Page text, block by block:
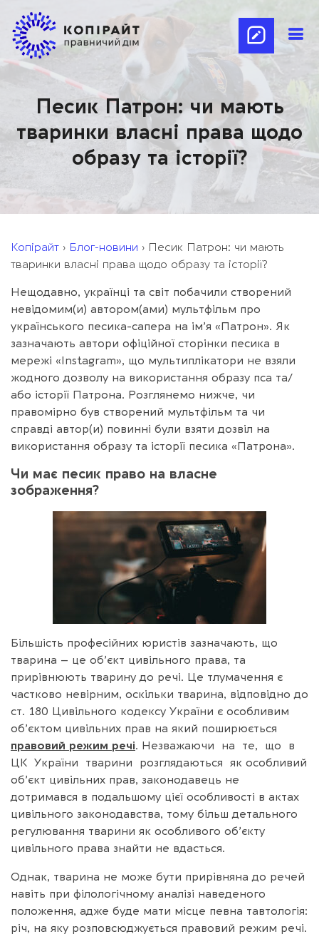
Песик Патрон: чи мають
тваринки власні права щодо
образу та історії?
Копірайт › Блог-новини › Песик Патрон: чи мають
тваринки власні права щодо образу та історії?
Нещодавно, українці та світ побачили створений
невідомим(и) автором(ами) мультфільм про
українського песика-сапера на ім’я «Патрон». Як
зазначають автори офіційної сторінки песика в
мережі «Instagram», що мультиплікатори не взяли
жодного дозволу на використання образу пса та/
або історії Патрона. Розглянемо нижче, чи
правомірно був створений мультфільм та чи
справді автор(и) повинні були взяти дозвіл на
використання образу та історії песика «Патрона».
Чи має песик право на власне
зображення?
Більшість професійних юристів зазначають, що
тварина – це об’єкт цивільного права, та
прирівнюють тварину до речі. Це тлумачення є
частково невірним, оскільки тварина, відповідно до
ст. 180 Цивільного кодексу України є особливим
об’єктом цивільних прав на який поширюється
правовий режим речі. Незважаючи на те, що в
ЦК України тварини розглядаються як особливий
об’єкт цивільних прав, законодавець не
дотримався в подальшому цієї особливості в актах
цивільного законодавства, тому більш детального
регулювання тварини як особливого об’єкту
цивільного права знайти не вдасться.
Однак, тварина не може бути прирівняна до речей
навіть при філологічному аналізі наведеного
положення, адже буде мати місце певна тавтологія:
річ, на яку розповсюджується правовий режим речі.